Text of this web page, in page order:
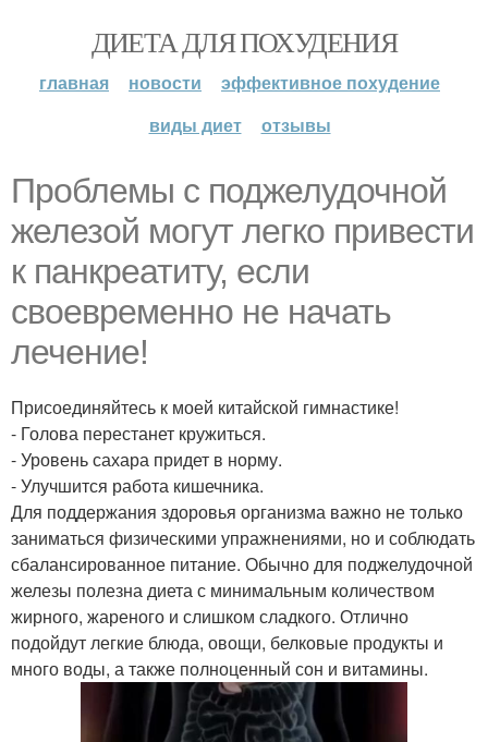
ДИЕТА ДЛЯ ПОХУДЕНИЯ
главная новости
эффективное похудение
виды диет
отзывы
Проблемы с поджелудочной
железой могут легко привести
к панкреатиту, если
своевременно не начать
лечение!
Присоединяйтесь к моей китайской гимнастике!
- Голова перестанет кружиться.
- Уровень сахара придет в норму.
- Улучшится работа кишечника.
Для поддержания здоровья организма важно не только
заниматься физическими упражнениями, но и соблюдать
сбалансированное питание. Обычно для поджелудочной
железы полезна диета с минимальным количеством
жирного, жареного и слишком сладкого. Отлично
подойдут легкие блюда, овощи, белковые продукты и
много воды, а также полноценный сон и витамины.